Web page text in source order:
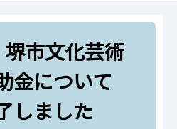
動応援補助金
令和6年度
化芸術活動応援補助金につ
了しました
市文化芸術
金について
しました